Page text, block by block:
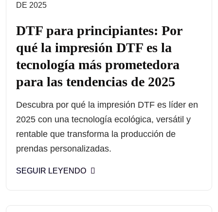
DE 2025
DTF para principiantes: Por
qué la impresión DTF es la
tecnología más prometedora
para las tendencias de 2025
Descubra por qué la impresión DTF es líder en
2025 con una tecnología ecológica, versátil y
rentable que transforma la producción de
prendas personalizadas.
SEGUIR LEYENDO